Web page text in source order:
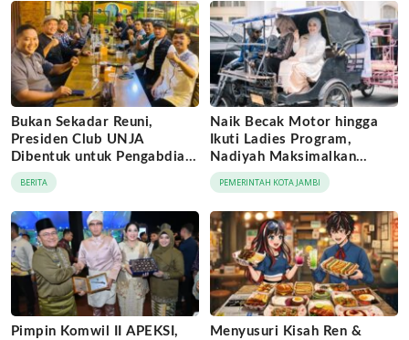
Bukan Sekadar Reuni,
Presiden Club UNJA
Dibentuk untuk Pengabdian
Lintas Generasi
BERITA
Naik Becak Motor hingga
Ikuti Ladies Program,
Nadiyah Maksimalkan
Momentum Rakernas
APEKSI di Medan
PEMERINTAH KOTA JAMBI
Pimpin Komwil II APEKSI,
Menyusuri Kisah Ren &